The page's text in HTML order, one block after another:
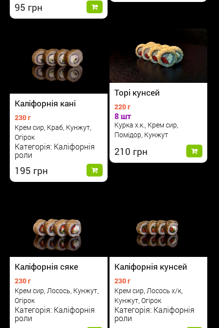
95
Каліфорнія кані
230 г
Крем сир, Краб, Кунжут,
Огірок
Категорія: Каліфорнія
роли
195
Торі кунсей
220 г
8 шт
Курка х.к., Крем сир,
Помідор, Кунжут
210
Каліфорнія сяке
230 г
Крем сир, Лосось, Кунжут,
Огірок
Категорія: Каліфорнія
роли
Каліфорнія кунсей
230 г
Крем сир, Лосось х/к,
Кунжут, Огірок
Категорія: Каліфорнія
роли